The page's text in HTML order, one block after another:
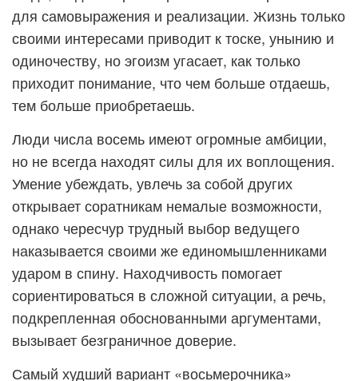
для самовыражения и реализации. Жизнь только
своими интересами приводит к тоске, унынию и
одиночеству, но эгоизм угасает, как только
приходит понимание, что чем больше отдаешь,
тем больше приобретаешь.
Люди числа восемь имеют огромные амбиции,
но не всегда находят силы для их воплощения.
Умение убеждать, увлечь за собой других
открывает соратникам немалые возможности,
однако чересчур трудный выбор ведущего
наказывается своими же единомышленниками
ударом в спину. Находчивость помогает
сориентироваться в сложной ситуации, а речь,
подкрепленная обоснованными аргументами,
вызывает безграничное доверие.
Самый худший вариант «восьмерочника»